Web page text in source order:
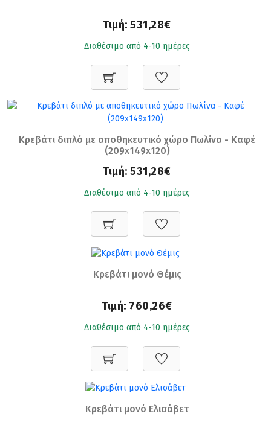
Τιμή:531,28€
Διαθέσιμο από 4-10 ημέρες
Κρεβάτι διπλό με αποθηκευτικό χώρο Πωλίνα - Καφέ
(209x149x120)
Τιμή:531,28€
Διαθέσιμο από 4-10 ημέρες
Κρεβάτι μονό Θέμις
Τιμή: 760,26€
Διαθέσιμο από 4-10 ημέρες
Κρεβάτι μονό Ελισάβετ